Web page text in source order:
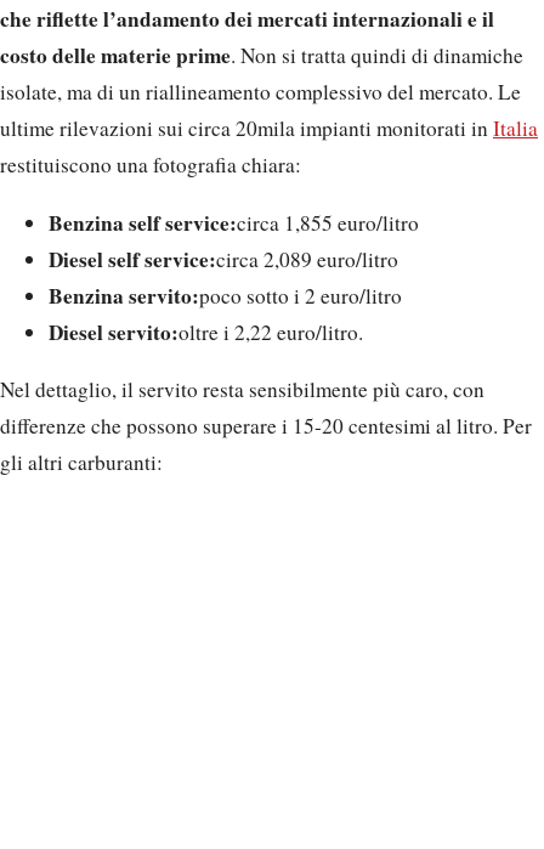
che riflette l’andamento dei mercati internazionali e il
costo delle materie prime. Non si tratta quindi di dinamiche
isolate, ma di un riallineamento complessivo del mercato. Le
ultime rilevazioni sui circa 20mila impianti monitorati inItalia
restituiscono una fotografia chiara:
Benzina self service:circa 1,855 euro/litro
Diesel self service:circa 2,089 euro/litro
Benzina servito:poco sotto i 2 euro/litro
Diesel servito:oltre i 2,22 euro/litro.
Nel dettaglio, il servito resta sensibilmente più caro, con
differenze che possono superare i 15-20 centesimi al litro. Per
gli altri carburanti: